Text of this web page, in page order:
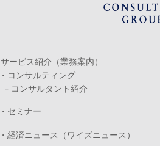
サービス紹介（業務案内）
・コンサルティング
- コンサルタント紹介
・セミナー
・経済ニュース（ワイズニュース）